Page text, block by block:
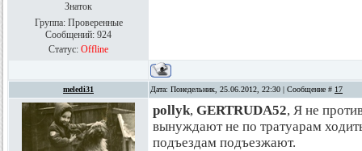
Знаток
Группа: Проверенные
Сообщений: 924
Статус: Offline
meledi31 Дата: Понедельник, 25.06.2012, 22:30 | Сообщение # 17
pollyk, GERTRUDA52, Я не
вынуждают не по тратуарам
подъездам подъезжают.